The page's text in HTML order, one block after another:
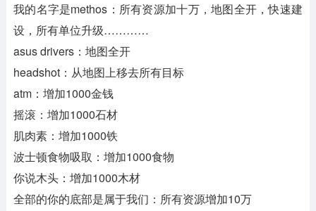
我的名字是methos：所有资源加十万，地图全开，快速建
设，所有单位升级…………
asus drivers：地图全开
headshot：从地图上移去所有目标
atm：增加1000金钱
摇滚：增加1000石材
肌肉素：增加1000铁
波士顿食物吸取：增加1000食物
你说木头：增加1000木材
全部的你的底部是属于我们：所有资源增加10万